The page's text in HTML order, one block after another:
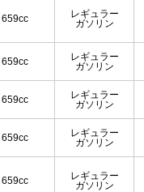
659cc
レギュラー
ガソリン
659cc
レギュラー
ガソリン
659cc
レギュラー
ガソリン
659cc
レギュラー
ガソリン
659cc
レギュラー
ガソリン